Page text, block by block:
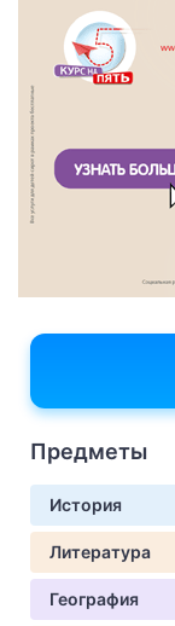
Предметы
История
Литература
География